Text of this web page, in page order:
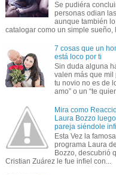
Se pudiéra
personas odian
aunque también
catalogar como un simple sueño,
7 cosas que un
está loco por ti
Sin duda alguna
valen más que mil
tu novio no es de
amo” o un “te
Mira como
Laura Bozzo
pareja siéndole
Esta Vez la
programa Laura
Bozzo, descubrió
Cristian Zuárez le fue infiel con...